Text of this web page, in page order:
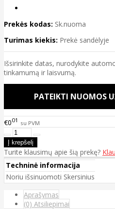
Prekės kodas: Sk.nuoma
Turimas kiekis: Prekė sandėlyje
Išsirinkite datas, nurodykite
tinkamumą ir laisvumą.
PATEIKTI NUOMOS
€001 su PVM
Turite klausimų apie šią prekę?
Techninė informacija
Noriu išsinuomoti Skersinius
Aprašymas
(0) Atsiliepimai